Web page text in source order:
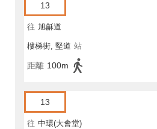
13
往 旭龢道
樓梯街, 堅道 站
距離 100m
13
往 中環(大會堂)